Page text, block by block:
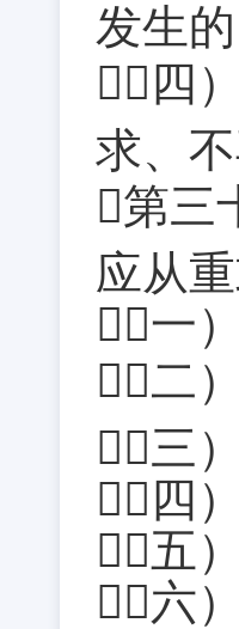
发生的
（四
求、
第三
应从
（一
（二
（三
（四
（五
（六